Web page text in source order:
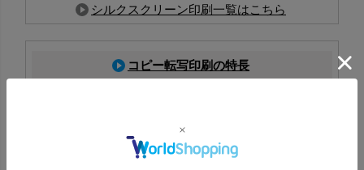
シルクスクリーン印刷一覧はこちら
コピー転写印刷の特長